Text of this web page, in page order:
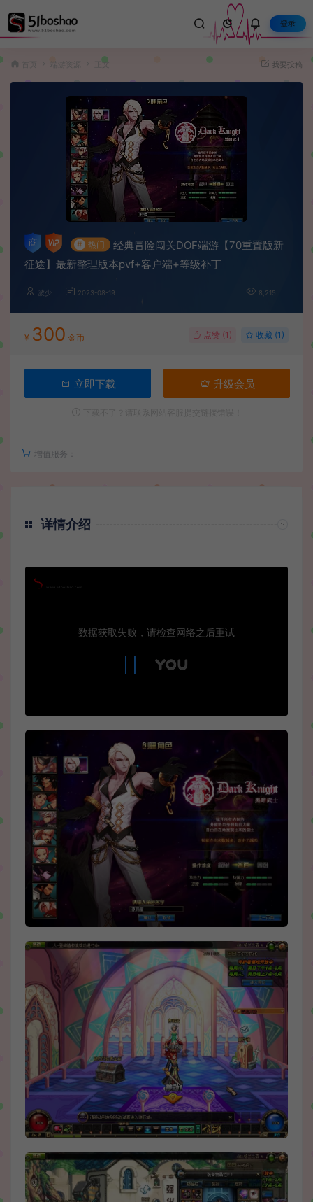
登录
端游资源 正文 我要投稿
# 热门
经典冒险闯关DOF端游【70重置版新
征途】最新整理版本pvf+客户端+等级补丁
波少 2023-08-19 8,215
¥ 300 金币 点赞 (1 ) 收藏 (1)
立即下载 升级会员
增值服务：
详情介绍